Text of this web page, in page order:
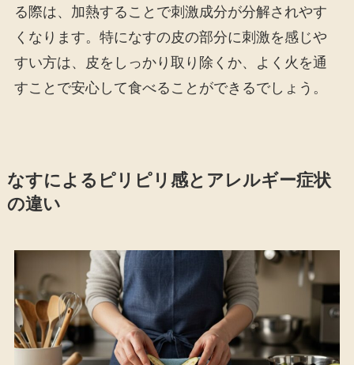
る際は、加熱することで刺激成分が分解されやす
くなります。特になすの皮の部分に刺激を感じや
すい方は、皮をしっかり取り除くか、よく火を通
すことで安心して食べることができるでしょう。
なすによるピリピリ感とアレルギー症状
の違い